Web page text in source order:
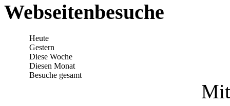
Webseitenbesuche
Heute
Gestern
Diese Woche
Diesen Monat
Besuche gesamt